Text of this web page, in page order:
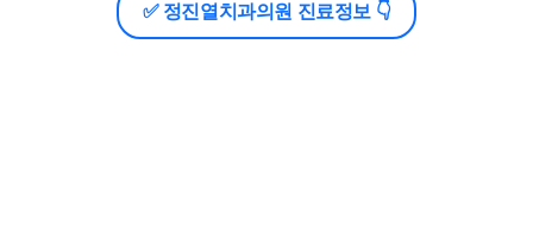
✅ 정진열치과의원 진료정보 👇